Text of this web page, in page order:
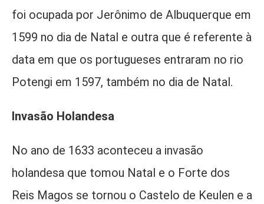
foi ocupada por Jerônimo de Albuquerque em
1599 no dia de Natal e outra que é referente à
data em que os portugueses entraram no rio
Potengi em 1597, também no dia de Natal.
Invasão Holandesa
No ano de 1633 aconteceu a invasão
holandesa que tomou Natal e o Forte dos
Reis Magos se tornou o Castelo de Keulen e a